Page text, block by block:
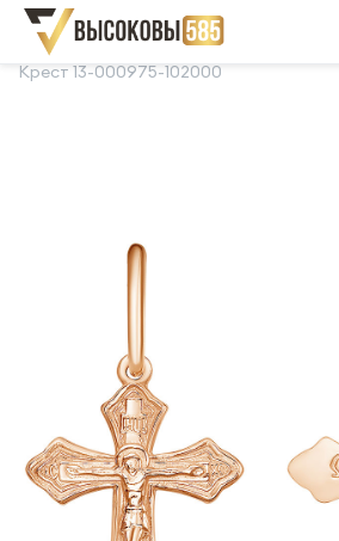
Главная Склад готовой продукции
Крест 13-000975-102000